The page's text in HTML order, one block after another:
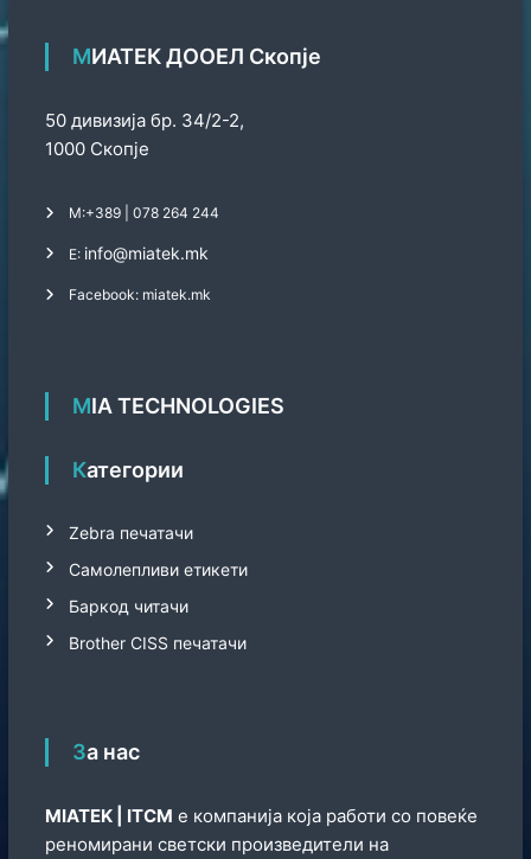
МИАТЕК ДООЕЛ Скопје
50 дивизија бр. 34/2-2,
1000 Скопје
М:+389 | 078 264 244
Е: info@miatek.mk
Facebook: miatek.mk
MIA TECHNOLOGIES
Категории
Zebra печатачи
Самолепливи етикети
Баркод читачи
Brother CISS печатачи
За нас
МIATEK | ITCM е компанија која работи со повеќе
реномирани светски произведители на